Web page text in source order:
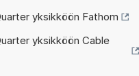
yksikköön Fathom
yksikköön Cable